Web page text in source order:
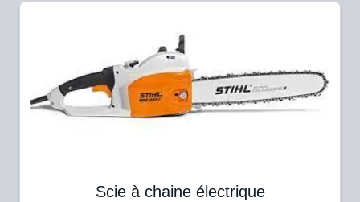
Scie à chaine électrique